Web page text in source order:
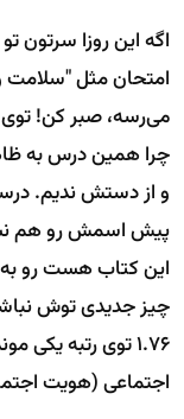
اگه این روزا سرتون
امتحان مثل "سلامت
می‌رسه، صبر کن! توی
چرا همین درس به
پیش اسمش رو هم
این کتاب هست رو
چیز جدیدی توش
1.76 توی رتبه
اجتماعی (هویت